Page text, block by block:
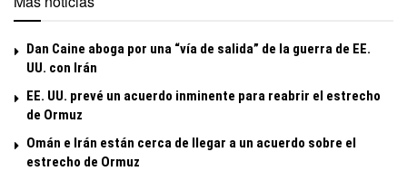
Dan Caine aboga por una “vía de salida” de la guerra de EE.
UU. con Irán
EE. UU. prevé un acuerdo inminente para reabrir el estrecho
de Ormuz
Omán e Irán están cerca de llegar a un acuerdo sobre el
estrecho de Ormuz